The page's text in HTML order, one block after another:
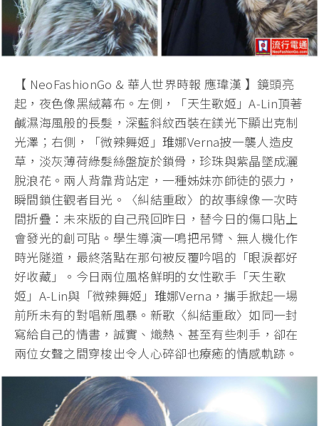
【 NeoFashionGo & 華人世界時報 應瑋漢 】鏡頭亮
起，夜色像黑絨幕布。左側，「天生歌姬」A‑Lin頂著
鹹濕海風般的長髮，深藍斜紋西裝在鎂光下顯出克制
光澤；右側，「微辣舞姬」琟娜Verna披一襲人造皮
草，淡灰薄荷綠髮絲盤旋於鎖骨，珍珠與紫晶墜成灑
脫浪花。兩人背靠背站定，一種姊妹亦師徒的張力，
瞬間鎖住觀者目光。〈糾結重啟〉的故事線像一次時
間折疊：未來版的自己飛回昨日，替今日的傷口貼上
會發光的創可貼。學生導演一鳴把吊臂、無人機化作
時光隧道，最終落點在那句被反覆吟唱的「眼淚都好
好收藏」。今日兩位風格鮮明的女性歌手「天生歌
姬」A-Lin與「微辣舞姬」琟娜Verna，攜手掀起一場
前所未有的對唱新風暴。新歌〈糾結重啟〉如同一封
寫給自己的情書，誠實、熾熱、甚至有些刺手，卻在
兩位女聲之間穿梭出令人心碎卻也療癒的情感軌跡。